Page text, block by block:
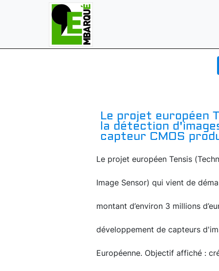
Le projet européen
la détection
capteur CMOS
Le projet européen Tensis
Image Sensor) qui vient de
montant d’environ 3 millions
développement de capteurs
Européenne. Objectif affiché :